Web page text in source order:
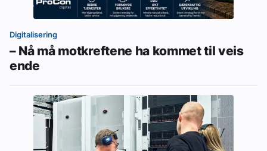
Digitalisering
– Nå må motkreftene ha kommet til veis
ende